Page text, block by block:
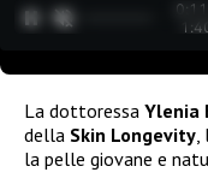
La dottoressa Ylenia
della Skin Longevity
la pelle giovane e